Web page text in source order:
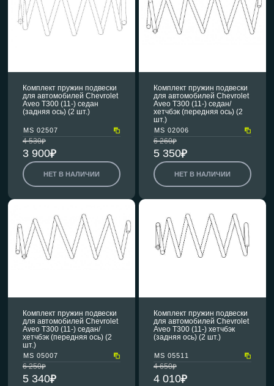
Комплект пружин подвески
для автомобилей Chevrolet
Aveo T300 (11-) седан
(задняя ось) (2 шт.)
MS 02507
4 530
3 900
НЕТ В НАЛИЧИИ
Комплект пружин подвески
для автомобилей Chevrolet
Aveo T300 (11-) седан/
хетчбэк (передняя ось) (2
шт.)
MS 02006
6 260
5 350
НЕТ В НАЛИЧИИ
Комплект пружин подвески
для автомобилей Chevrolet
Aveo T300 (11-) седан/
хетчбэк (передняя ось) (2
шт.)
MS 05007
6 250
5 340
Комплект пружин подвески
для автомобилей Chevrolet
Aveo T300 (11-) хетчбэк
(задняя ось) (2 шт.)
MS 05511
4 650
4 010